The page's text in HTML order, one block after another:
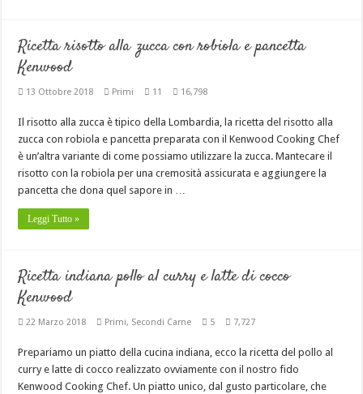
Ricetta risotto alla zucca con robiola e pancetta
Kenwood
13 Ottobre 2018 Primi 11 16,798
Il risotto alla zucca è tipico della Lombardia, la ricetta del risotto alla
zucca con robiola e pancetta preparata con il Kenwood Cooking Chef
è un’altra variante di come possiamo utilizzare la zucca. Mantecare il
risotto con la robiola per una cremosità assicurata e aggiungere la
pancetta che dona quel sapore in …
Leggi Tutto »
Ricetta indiana pollo al curry e latte di cocco
Kenwood
22 Marzo 2018 Primi, Secondi Carne 5 7,727
Prepariamo un piatto della cucina indiana, ecco la ricetta del pollo al
curry e latte di cocco realizzato ovviamente con il nostro fido
Kenwood Cooking Chef. Un piatto unico, dal gusto particolare, che